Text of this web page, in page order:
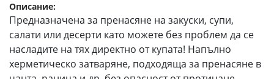
Описание:
Предназначена за пренасяне на закуски, супи,
салати или десерти като можете без проблем да се
насладите на тях директно от купата! Напълно
херметическо затваряне, подходяща за пренасяне в